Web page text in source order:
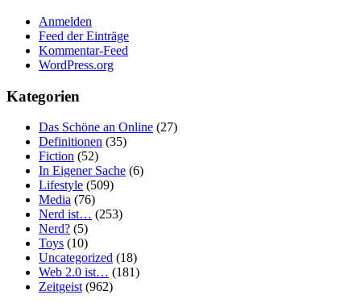
Anmelden
Feed der Einträge
Kommentar-Feed
WordPress.org
Kategorien
Das Schöne an Online (27)
Definitionen (35)
Fiction (52)
In Eigener Sache (6)
Lifestyle (509)
Media (76)
Nerd ist… (253)
Nerd? (5)
Toys (10)
Uncategorized (18)
Web 2.0 ist… (181)
Zeitgeist(962)